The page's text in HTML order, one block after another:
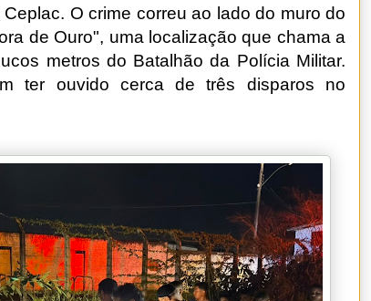
O crime correu ao lado do muro do
de Ouro", uma localização que chama a
metros do Batalhão da Polícia Militar.
ter ouvido cerca de três disparos no